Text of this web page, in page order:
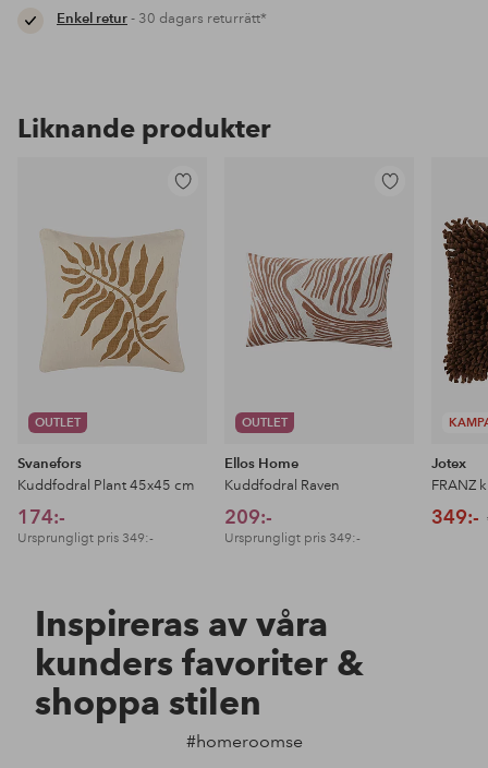
Enkel retur- 30 dagars returrätt*
Liknande produkter
OUTLET
i
favoriter
Svanefors
Kuddfodral Plant 45x45 cm
174:-
Ursprungligt pris 349:-
OUTLET
Ellos Home
Kuddfodral Raven
209:-
Ursprungligt pris 349:-
Jotex
FRANZ
349:-
Inspireras av våra
kunders favoriter &
shoppa stilen
#homeroomse